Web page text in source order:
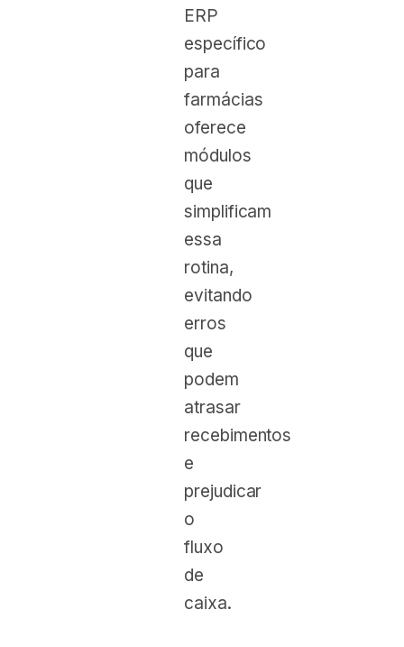
ERP
específico
para
farmácias
oferece
módulos
que
simplificam
essa
rotina,
evitando
erros
que
podem
atrasar
recebimentos
e
prejudicar
o
fluxo
de
caixa.